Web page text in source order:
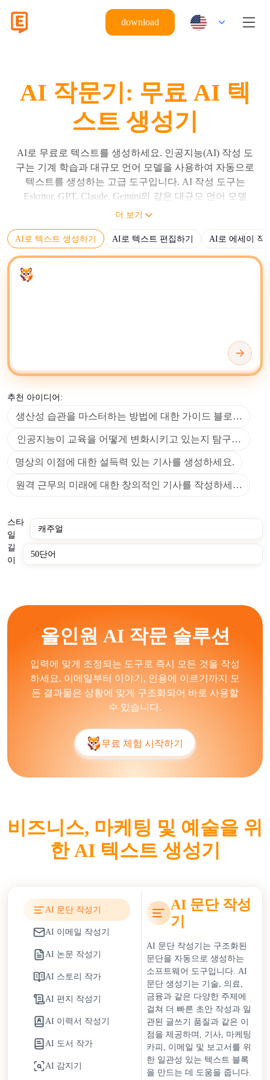
download
AI 작문기: 무료 AI 텍
스트 생성기
AI로 무료로 텍스트를 생성하세요. 인공지능(AI) 작성 도
구는 기계 학습과 대규모 언어 모델을 사용하여 자동으로
텍스트를 생성하는 고급 도구입니다. AI 작성 도구는
Eskritor, GPT, Claude, Gemini와 같은 대규모 언어 모델
(LLM)을 사용하여 사용자 지시에 따라 문장, 단락 및 완전
리즘 및 학습 데이터를 기반으로 사람이 읽을 수 있는 텍
스트를 생성합니다. AI 작성 도구의 주요 기능은 블로그,
기사, 소셜 미디어 게시물 및 마케팅 자료를 포함한 다양
한 문서 형식에 대한 콘텐츠 생성을 자동화하는 것입니다.
식 일관성, 어휘 다양성 및 문법적 정확성을 결정할 수 있
Drive
또는
콘텐츠를 저장, 정리 및 편집할 수 있습니다.
고급 콘텐츠 관리 및 협업 편집을 위해Notion과 같은 플랫
폼은 AI 생성 텍스트를 효율적으로 정제하고 배포할 수
맥락을 탐색할 때Wikipedia를 참조하면 AI의 출력을 인간
전문적으로 읽을 수 있는 텍스트를 빠르게 생성하고, 스타
원합니다. AI 작성 도구는 사실적 오류를 도입하고, 일반
감독 없이는 창의적인 뉘앙스와 상세한 주제 전문성을 다
루는 데 어려움을 겪습니다.
관 및 SaaS 제공업체를 포함한 산업에 서비스를 제공합니
다. 기업은 콘텐츠 마케팅, 고객 지원 문서화 및 내부 보고
를 위해 AI 작성 도구를 사용합니다. 개인은 학술 작문, 이
력서 작성 및 개인 블로깅을 위해 AI 작성 도구를 적용합
생성기 및 학술 초안 작성 도우미는 워크플로우를 가속화
하고 출판 능력을 확장하는 데 도움이 됩니다.
AI 작성 도구는 콘텐츠 생성 시간을 줄이고 확장 가능한
니다. 마케팅에서는 팀이 캠페인을 효율적으로 확장할 수
있게 합니다. 교육에서는 튜터링, 과제 초안 작성 및 교육
자료 개발을 지원합니다. 그러나 AI 작성 도구에 대한 의
존은 표절 위험, 콘텐츠 진위 문제 및 잘못된 정보 확산을
츠에 대한 더 엄격한 사실 확인 프로토콜과 투명성 정책을
채택하여 이러한 과제를 해결합니다.
기업은 무료 AI 작성 도구를 사용함으로써 운영 비용 절
감과 마케팅 처리 시간 단축의 혜택을 얻습니다. 콘텐츠
팀은 전략과 창의적인 계획에 자원을 재할당할 수 있습니
다. 개인은 높은 비용이나 시간적 부담 없이 블로그, 학술
프로젝트 및 전문적인 커뮤니케이션을 위한 접근 가능한
작문 지원을 얻습니다.
AI 작성 도구는 맥락 이해, 어조 적응 및 스타일 유연성의
개선으로 계속 발전하고 있습니다. 독창성, 전략적 통찰력
및 윤리적 책임을 보존하기 위해서는 인간의 감독이 여전
히 필수적입니다. AI 작성 도구는 인간 작가를 대체하기
더 보기
AI로 텍스트 생성하기 AI로 텍스트 편집하기 AI로 에세이 작
추천 아이디어:
생산성 습관을 마스터하는 방법에 대한 가이드 블로그를 생
인공지능이 교육을 어떻게 변화시키고 있는지 탐구하는 블
명상의 이점에 대한 설득력 있는 기사를 생성하세요.
원격 근무의 미래에 대한 창의적인 기사를 작성하세요.
스타
일
길
이
올인원 AI 작문 솔루션
입력에 맞게 조정되는 도구로 즉시 모든 것을 작성
하세요. 이메일부터 이야기, 인용에 이르기까지 모
든 결과물은 상황에 맞게 구조화되어 바로 사용할
수 있습니다.
무료 체험 시작하기
비즈니스, 마케팅 및 예술을 위
한 AI 텍스트 생성기
AI 문단 작성기
AI 이메일 작성기
AI 논문 작성기
AI 스토리 작가
AI 편지 작성기
AI 이력서 작성기
AI 도서 작가
AI 감지기
AI 문단 작성
기
AI 문단 작성기는 구조화된
문단을 자동으로 생성하는
소프트웨어 도구입니다. AI
문단 생성기는 기술, 의료,
금융과 같은 다양한 주제에
걸쳐 더 빠른 초안 작성과 일
관된 글쓰기 품질과 같은 이
점을 제공하며, 기사, 마케팅
카피, 이메일 및 보고서를 위
한 일관성 있는 텍스트 블록
을 만드는 데 도움을 줍니다.